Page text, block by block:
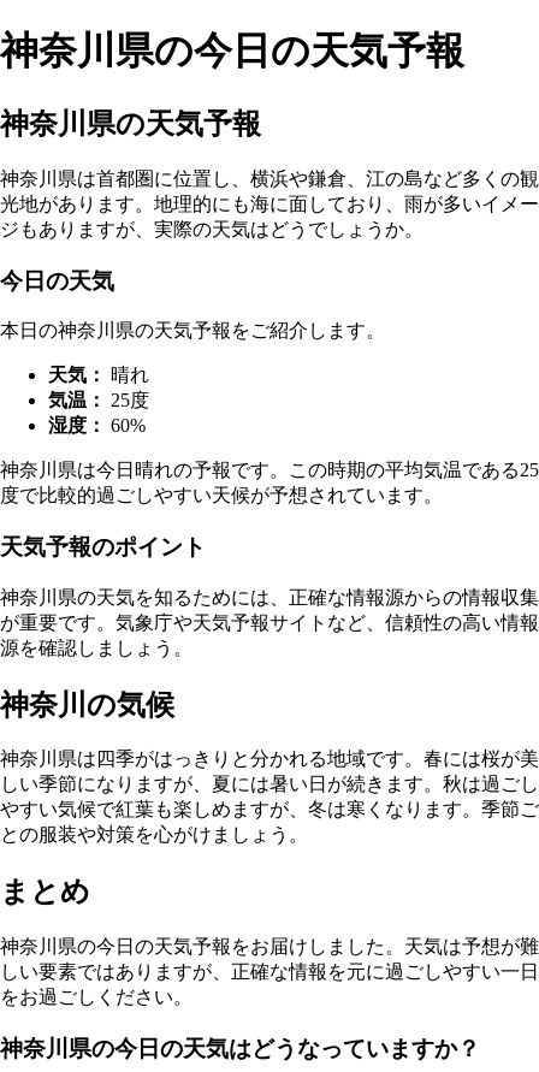
神奈川県の今日の天気予報
神奈川県の天気予報
神奈川県は首都圏に位置し、横浜や鎌倉、江の島など多くの観
光地があります。地理的にも海に面しており、雨が多いイメー
ジもありますが、実際の天気はどうでしょうか。
今日の天気
本日の神奈川県の天気予報をご紹介します。
天気：
晴れ
気温：
25度
湿度： 60%
神奈川県は今日晴れの予報です。この時期の平均気温である25
度で比較的過ごしやすい天候が予想されています。
天気予報のポイント
神奈川県の天気を知るためには、正確な情報源からの情報収集
が重要です。気象庁や天気予報サイトなど、信頼性の高い情報
源を確認しましょう。
神奈川の気候
神奈川県は四季がはっきりと分かれる地域です。春には桜が美
しい季節になりますが、夏には暑い日が続きます。秋は過ごし
やすい気候で紅葉も楽しめますが、冬は寒くなります。季節ご
との服装や対策を心がけましょう。
まとめ
神奈川県の今日の天気予報をお届けしました。天気は予想が難
しい要素ではありますが、正確な情報を元に過ごしやすい一日
をお過ごしください。
神奈川県の今日の天気はどうなっていますか？